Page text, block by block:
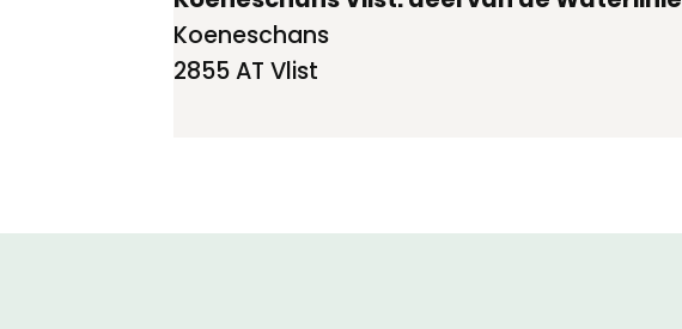
Koeneschans
2855 AT Vlist